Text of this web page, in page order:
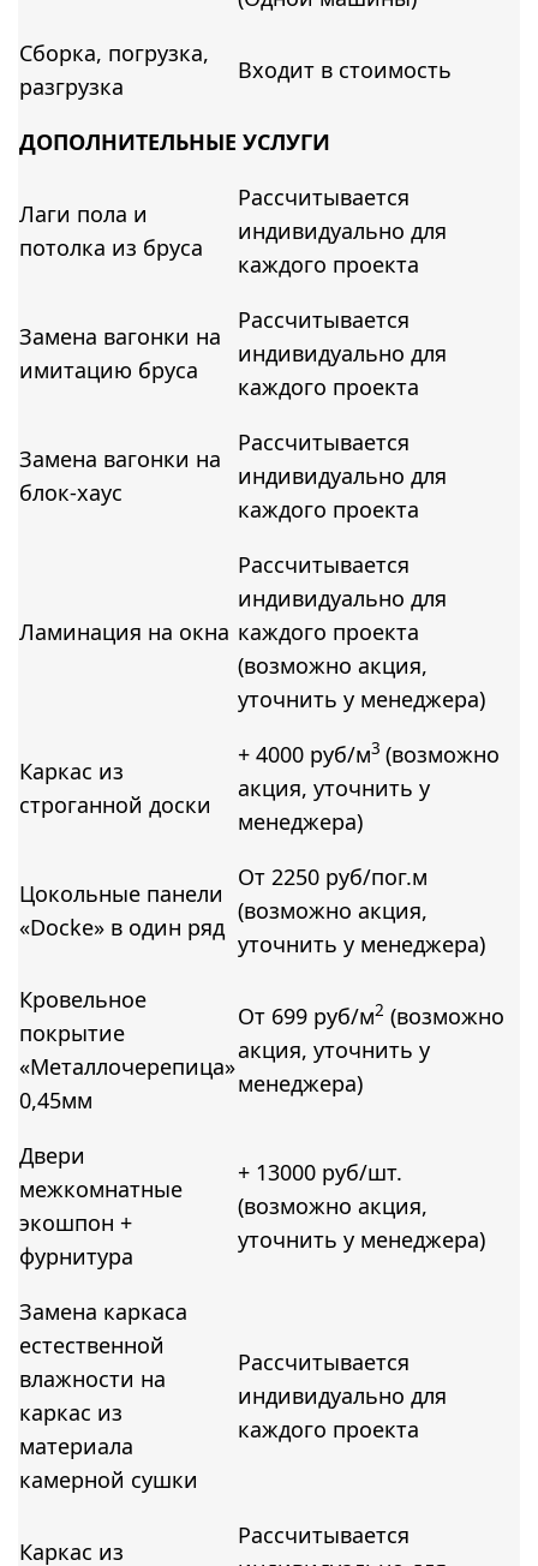
Сборка, погрузка,
разгрузка
Входит в стоимость
ДОПОЛНИТЕЛЬНЫЕ УСЛУГИ
Лаги пола и
потолка из бруса
Рассчитывается
индивидуально для
каждого проекта
Замена вагонки на
имитацию бруса
Рассчитывается
индивидуально для
каждого проекта
Замена вагонки на
блок-хаус
Рассчитывается
индивидуально для
каждого проекта
Ламинация на окна
Рассчитывается
индивидуально для
каждого проекта
(возможно акция,
уточнить у менеджера)
Каркас из
строганной доски
+ 4000 руб/м3 (возможно
акция, уточнить у
менеджера)
Цокольные панели
«Docke» в один ряд
От 2250 руб/пог.м
(возможно акция,
уточнить у менеджера)
Кровельное
покрытие
«Металлочерепица»
0,45мм
От 699 руб/м2 (возможно
акция, уточнить у
менеджера)
Двери
межкомнатные
экошпон +
фурнитура
+ 13000 руб/шт.
(возможно акция,
уточнить у менеджера)
Замена каркаса
естественной
влажности на
каркас из
материала
камерной сушки
Рассчитывается
индивидуально для
каждого проекта
Каркас из
Рассчитывается